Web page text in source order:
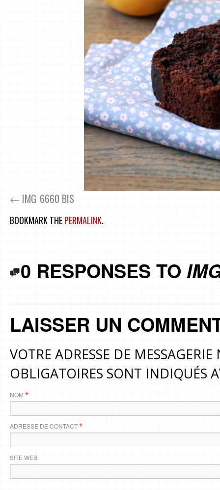
IMG_6660 BIS
BOOKMARK THEPERMALINK.
0 RESPONSES TO
LAISSER UN
VOTRE ADRESSE DE
OBLIGATOIRES SONT INDIQUÉS
NOM *
ADRESSE DE CONTACT*
SITE WEB